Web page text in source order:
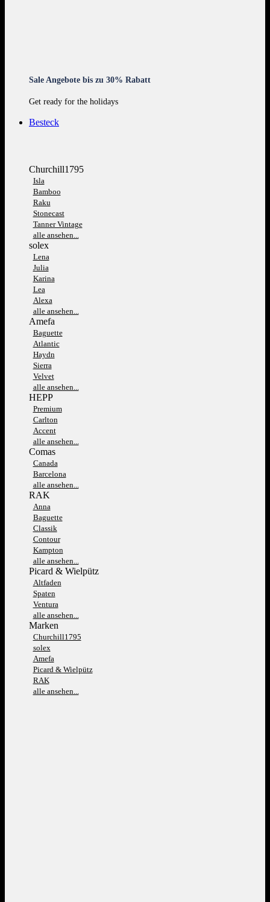
Sale Angebote bis zu 30% Rabatt
Get ready for the holidays
Besteck
Churchill1795
Isla
Bamboo
Raku
Stonecast
Tanner Vintage
alle ansehen...
solex
Lena
Julia
Karina
Lea
Alexa
alle ansehen...
Amefa
Baguette
Atlantic
Haydn
Sierra
Velvet
alle ansehen...
HEPP
Premium
Carlton
Accent
alle ansehen...
Comas
Canada
Barcelona
alle ansehen...
RAK
Anna
Baguette
Classik
Contour
Kampton
alle ansehen...
Picard & Wielpütz
Altfaden
Spaten
Ventura
alle ansehen...
Marken
Churchill1795
solex
Amefa
Picard & Wielpütz
RAK
alle ansehen...